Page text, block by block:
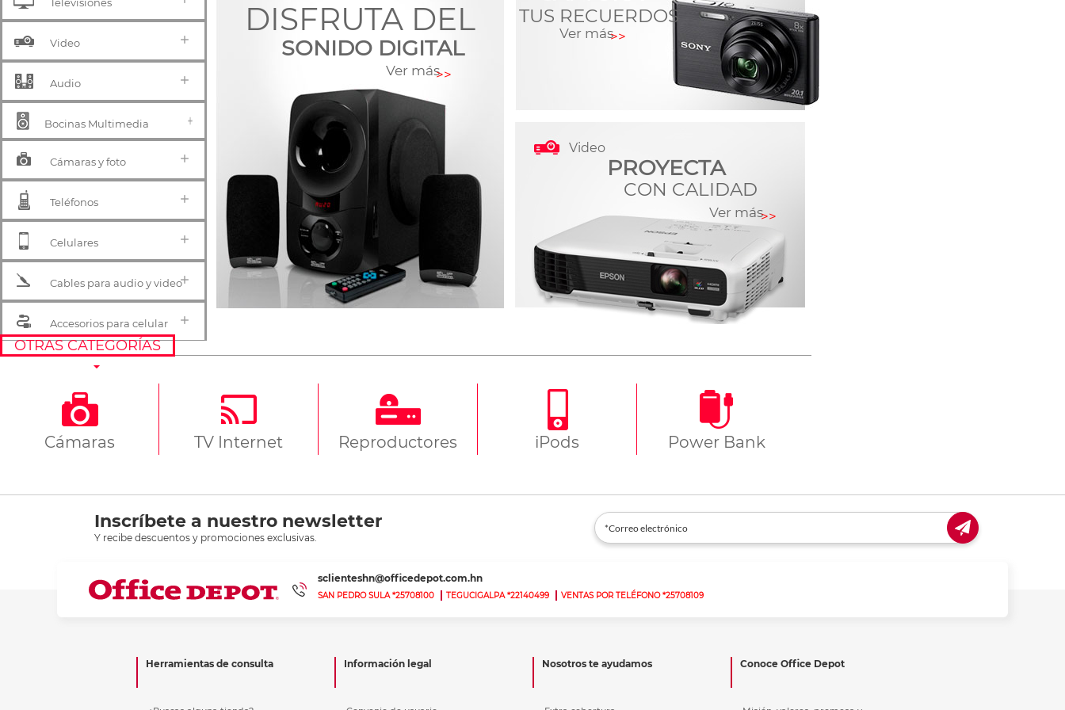
Televisiones
Video
Audio
Bocinas Multimedia
Cámaras y foto
Teléfonos
Celulares
Cables para audio y video
Accesorios para celular
DISFRUTA DEL
SONIDO DIGITAL
Ver más>>
TUS RECUERDOS
Ver más>>
Video
PROYECTA
CON CALIDAD
Ver más>>
OTRAS CATEGORÍAS
Cámaras TV Internet Reproductores iPods Power Bank
Inscríbete a nuestro newsletter
Y recibe descuentos y promociones exclusivas.
sclienteshn@officedepot.com.hn
SAN PEDRO SULA *25708100 TEGUCIGALPA *22140499 VENTAS POR TELÉFONO *25708109
Herramientas de consulta Información legal Nosotros te ayudamos Conoce Office Depot